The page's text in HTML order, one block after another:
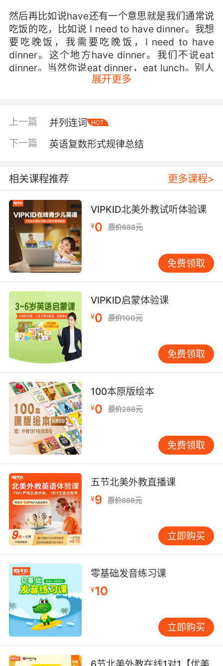
然后再比如说have还有一个意思就是我们通常说
吃饭的吃，比如说 I need to have dinner。我想
要吃晚饭，我需要吃晚饭，I need to have
dinner。这个地方have dinner。我们不说eat
dinner。当然你说eat dinner，eat lunch。别人
当然也能听懂昂，但是并不是更加地道的说法，
个动词 叫做have。那么这两个意思呢是它最常用
我们叫实义动词。谓语动词，你看I have
别好理解。
那么接下来我们再看一下have做助动词的情况。
做助动词呢它常常自己本身是没有含义的。比如
说现在完成时当中叫have done， 那这个have就
是助动词。它真正的实意动词呢是后面这个done
，have done。比如说我完成作业了，叫I have
finished my homework。这里的实义动词谓语
动词是finish。然后呢它变成了一个have done的
形式，变成了have finished。表示已经完成。
have finished。
那我们说I have finished homework，这里的
have finished就是已经完成。好，这里的have要
知道叫做助动词，它是不能单独存在的。好，刚
才说的是现在完成时，那么其它的呢，我们比如
说过去完成时也有这个 have，那么have变成过
去就变成了had，那我们就会说had done这个叫
过去完成时。had done同样这里的had也是助动
词。好，整体说来呢， have的用法我们有，有实
义动词，也就是作谓语动词的，表示拥有啊表示
吃饭的吃啊，那么还有另外一个呢是助动词的一
个用法，形成了have done。had done，其它的
情况，不过这里想再多说一句，那就是如果我用
have done的形式或者是had done的形式，而它
的实意动词又是have的时候，那这个时候就会非
常的tricky，非常的有意思，比如说刚刚那个词就
会变成 have had。
我已经吃了早饭，我是这么说的。叫I have had
词的形式正好交织到了一个句子当中，I have
had breakfast叫我已经吃了早饭。那再比如说，
我昨天已经吃了早饭那会怎么说呢 I had had
breakfast。I had had breakfast。这两个had用
到一起。第一个是助动词，第二个才是实意动
词。
展开更多
上一篇 并列连词 HOT
下一篇 英语复数形式规律总结
相关课程推荐 更多课程>
VIPKID北美外教试听体验课
¥0 原价688元
免费领取
VIPKID启蒙体验课
¥0 原价100元
免费领取
100本原版绘本
¥0 原价288元
免费领取
五节北美外教直播课
¥9 原价888元
立即购买
零基础发音练习课
¥10
立即购买